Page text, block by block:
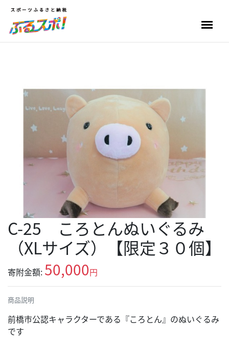
C-25 ころとんぬいぐるみ
（XLサイズ）【限定３０個】
寄附金額: 50,000円
商品説明
前橋市公認キャラクターである『ころとん』のぬいぐるみ
です